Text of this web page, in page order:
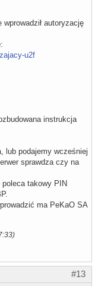
autoryzację
u2f
instrukcja
lub podajemy wcześniej
sprawdza czy na
takowy PIN
ma PeKaO SA
#13